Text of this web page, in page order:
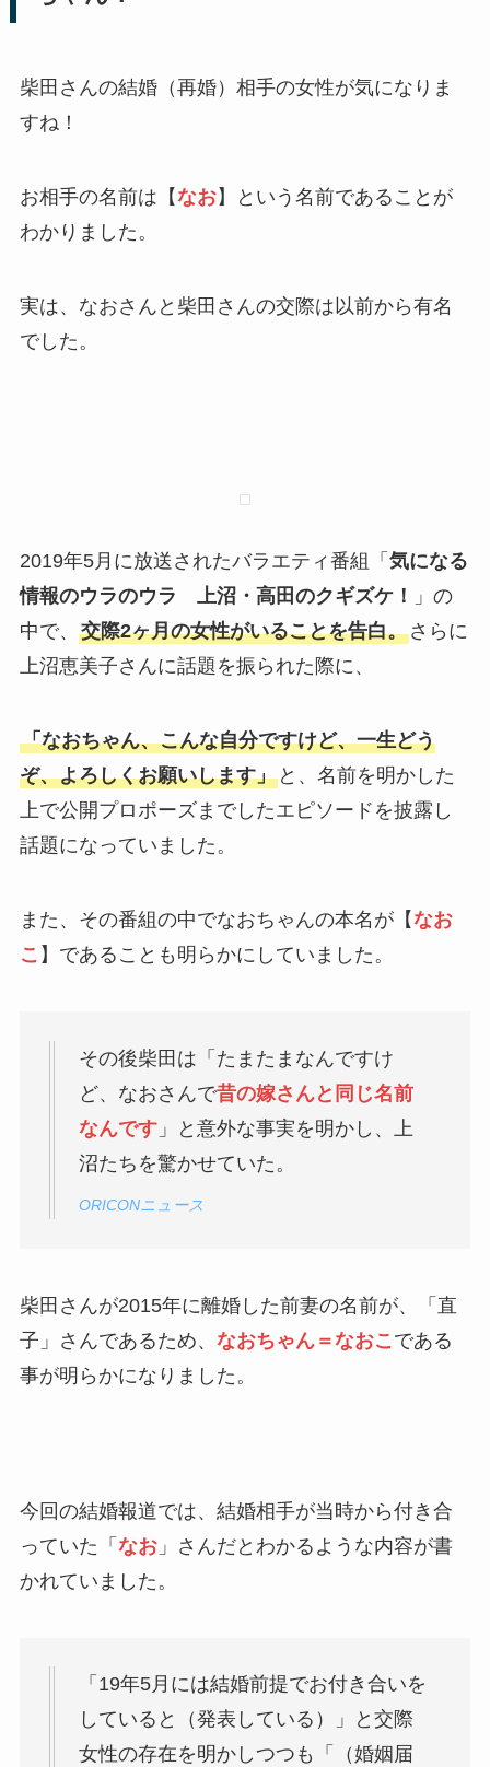
柴田さんの結婚（再婚）相手の女性が気になりま
すね！
お相手の名前は【なお】という名前であることが
わかりました。
実は、なおさんと柴田さんの交際は以前から有名
でした。
2019年5月に放送されたバラエティ番組「 気になる
情報のウラのウラ 上沼・高田のクギズケ！
」の
中で、 交際2ヶ月の女性がいることを告白。さらに
上沼恵美子さんに話題を振られた際に、
「なおちゃん、こんな自分ですけど、一生どう
ぞ、よろしくお願いします」と、名前を明かした
上で公開プロポーズまでしたエピソードを披露し
話題になっていました。
また、その番組の中でなおちゃんの本名が【なお
こ 】であることも明らかにしていました。
その後柴田は「たまたまなんですけ
ど、なおさんで昔の嫁さんと同じ名前
なんです」と意外な事実を明かし、上
沼たちを驚かせていた。
ORICONニュース
柴田さんが2015年に離婚した前妻の名前が、「直
子」さんであるため、 なおちゃん＝なおこである
事が明らかになりました。
今回の結婚報道では、結婚相手が当時から付き合
っていた「 なお」さんだとわかるような内容が書
かれていました。
「19年5月には結婚前提でお付き合いを
していると（発表している）」と交際
女性の存在を明かしつつも「（婚姻届